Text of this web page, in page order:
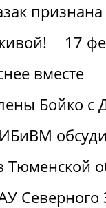
17
вместе
Бойко с